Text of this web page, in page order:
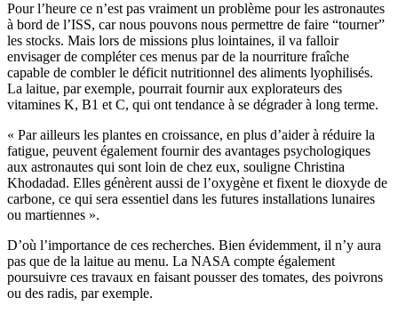
Pour l’heure ce n’est pas vraiment un problème pour les astronautes
à bord de l’ISS, car nous pouvons nous permettre de faire “tourner”
les stocks. Mais lors de missions plus lointaines, il va falloir
envisager de compléter ces menus par de la nourriture fraîche
capable de combler le déficit nutritionnel des aliments lyophilisés.
La laitue, par exemple, pourrait fournir aux explorateurs des
vitamines K, B1 et C, qui ont tendance à se dégrader à long terme.
« Par ailleurs les plantes en croissance, en plus d’aider à réduire la
fatigue, peuvent également fournir des avantages psychologiques
aux astronautes qui sont loin de chez eux, souligne Christina
Khodadad. Elles génèrent aussi de l’oxygène et fixent le dioxyde de
carbone, ce qui sera essentiel dans les futures installations lunaires
ou martiennes ».
D’où l’importance de ces recherches. Bien évidemment, il n’y aura
pas que de la laitue au menu. La NASA compte également
poursuivre ces travaux en faisant pousser des tomates, des poivrons
ou des radis, par exemple.